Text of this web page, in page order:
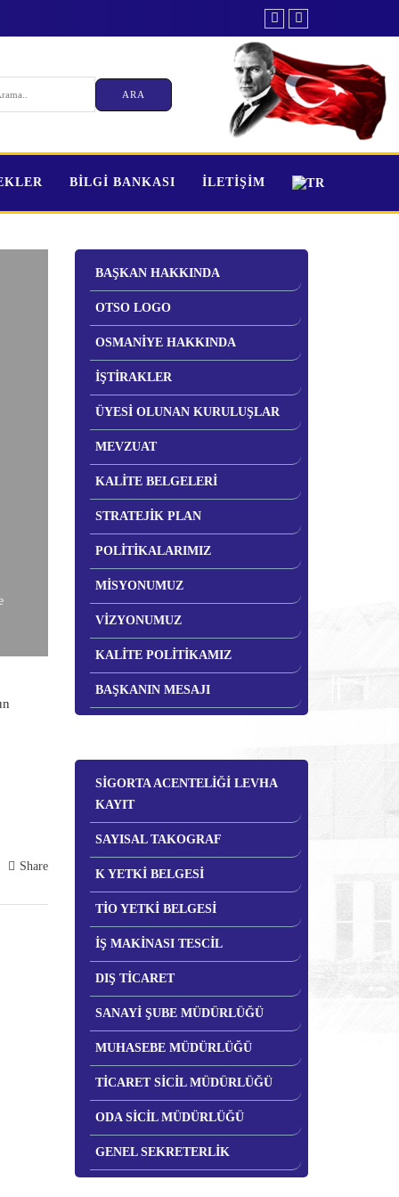
BİLGİ BANKASI İLETİŞİM
Share
BAŞKAN HAKKINDA
OTSO LOGO
OSMANİYE HAKKINDA
İŞTİRAKLER
ÜYESİ OLUNAN KURULUŞLAR
MEVZUAT
KALİTE BELGELERİ
STRATEJİK PLAN
POLİTİKALARIMIZ
MİSYONUMUZ
VİZYONUMUZ
KALİTE POLİTİKAMIZ
BAŞKANIN MESAJI
SİGORTA ACENTELİĞİ LEVHA
KAYIT
SAYISAL TAKOGRAF
K YETKİ BELGESİ
TİO YETKİ BELGESİ
İŞ MAKİNASI TESCİL
DIŞ TİCARET
SANAYİ ŞUBE MÜDÜRLÜĞÜ
MUHASEBE MÜDÜRLÜĞÜ
TİCARET SİCİL MÜDÜRLÜĞÜ
ODA SİCİL MÜDÜRLÜĞÜ
GENEL SEKRETERLİK